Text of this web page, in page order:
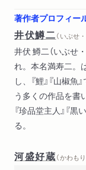
著作者プロフィー
井伏鱒二（ いぶせ
井伏 鱒二（いぶせ
れ。本名満寿二。
し、『鯉』『山椒
う多くの作品を書
『珍品堂主人』『
る。
河盛好蔵（ かわも